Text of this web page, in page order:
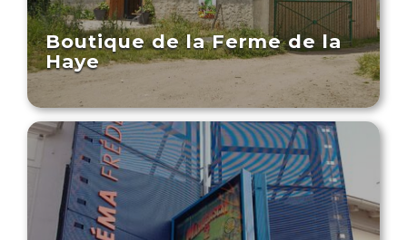
Boutique de la Ferme de la
Haye